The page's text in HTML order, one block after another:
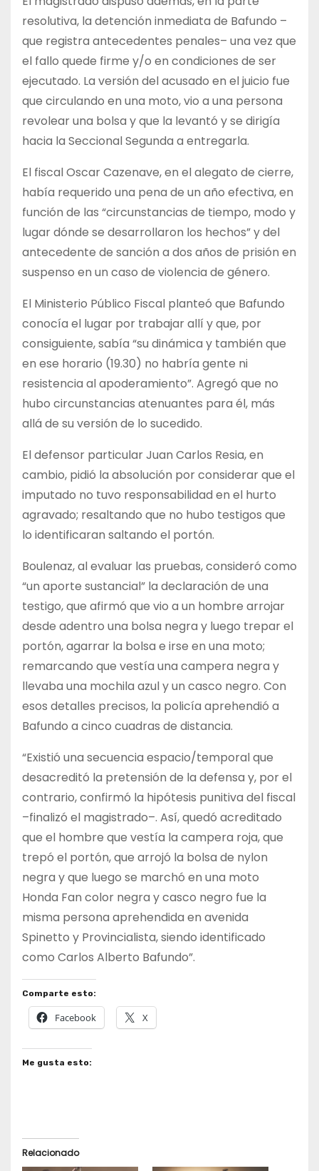
resolutiva, la detención inmediata de Bafundo –
que registra antecedentes penales– una vez que
el fallo quede firme y/o en condiciones de ser
ejecutado. La versión del acusado en el juicio fue
que circulando en una moto, vio a una persona
revolear una bolsa y que la levantó y se dirigía
hacia la Seccional Segunda a entregarla.
El fiscal Oscar Cazenave, en el alegato de cierre,
había requerido una pena de un año efectiva, en
función de las “circunstancias de tiempo, modo y
lugar dónde se desarrollaron los hechos” y del
antecedente de sanción a dos años de prisión en
suspenso en un caso de violencia de género.
El Ministerio Público Fiscal planteó que Bafundo
conocía el lugar por trabajar allí y que, por
consiguiente, sabía “su dinámica y también que
en ese horario (19.30) no habría gente ni
resistencia al apoderamiento”. Agregó que no
hubo circunstancias atenuantes para él, más
allá de su versión de lo sucedido.
El defensor particular Juan Carlos Resia, en
cambio, pidió la absolución por considerar que el
imputado no tuvo responsabilidad en el hurto
agravado; resaltando que no hubo testigos que
lo identificaran saltando el portón.
Boulenaz, al evaluar las pruebas, consideró como
“un aporte sustancial” la declaración de una
testigo, que afirmó que vio a un hombre arrojar
desde adentro una bolsa negra y luego trepar el
portón, agarrar la bolsa e irse en una moto;
remarcando que vestía una campera negra y
llevaba una mochila azul y un casco negro. Con
esos detalles precisos, la policía aprehendió a
Bafundo a cinco cuadras de distancia.
“Existió una secuencia espacio/temporal que
desacreditó la pretensión de la defensa y, por el
contrario, confirmó la hipótesis punitiva del fiscal
–finalizó el magistrado–. Así, quedó acreditado
que el hombre que vestía la campera roja, que
trepó el portón, que arrojó la bolsa de nylon
negra y que luego se marchó en una moto
Honda Fan color negra y casco negro fue la
misma persona aprehendida en avenida
Spinetto y Provincialista, siendo identificado
como Carlos Alberto Bafundo”.​
Comparte esto:
Facebook X
Me gusta esto:
Relacionado